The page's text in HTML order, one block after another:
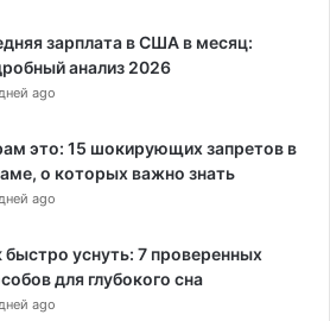
зарплата в США в месяц:
анализ 2026
ago
это: 15 шокирующих запретов в
о которых важно знать
ago
быстро уснуть: 7 проверенных
для глубокого сна
ago